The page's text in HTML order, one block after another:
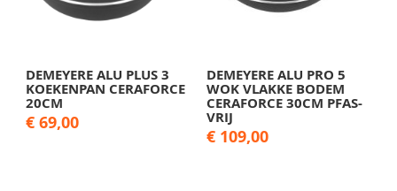
DEMEYERE ALU PLUS 3
KOEKENPAN CERAFORCE
20CM
€ 69,00
DEMEYERE ALU PRO 5
WOK VLAKKE BODEM
CERAFORCE 30CM PFAS-
VRIJ
€ 109,00